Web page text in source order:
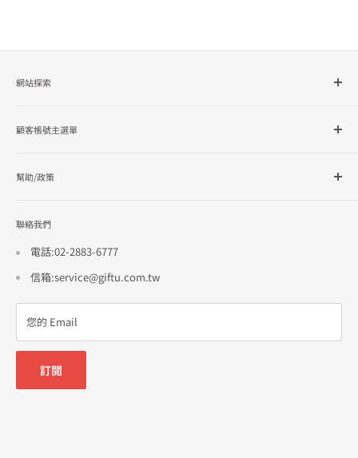
網站探索
品牌總覽
顧客帳號主選單
訂單查詢
幫助/政策
使用條款
招商合作
聯絡我們
電話:02-2883-6777
信箱:service@giftu.com.tw
您的 Email
訂閱